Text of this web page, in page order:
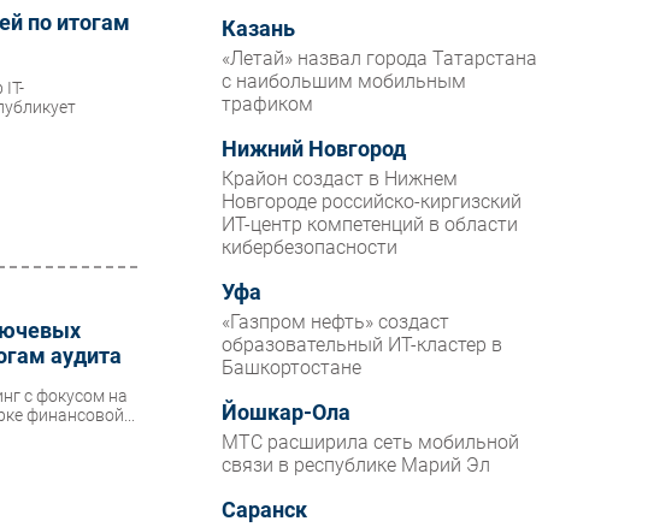
по итогам
IT-
аудита
с фокусом на
финансовой...
Казань
«Летай» назвал города Татарстана
с наибольшим мобильным
трафиком
Нижний Новгород
Крайон создаст в Нижнем
Новгороде российско-киргизский
ИТ-центр компетенций в области
кибербезопасности
Уфа
«Газпром нефть» создаст
образовательный ИТ-кластер в
Башкортостане
Йошкар-Ола
МТС расширила сеть мобильной
связи в республике Марий Эл
Саранск